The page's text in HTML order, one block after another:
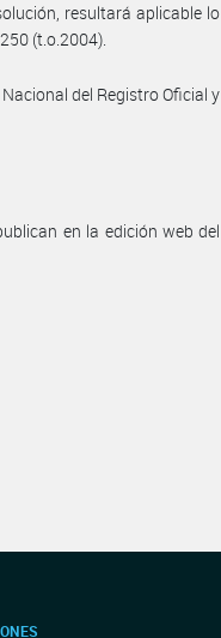
resultará aplicable lo
(t.o.2004).
del Registro Oficial y
en la edición web del